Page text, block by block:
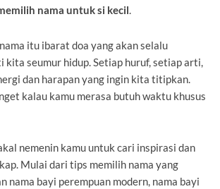
nama untuk si kecil.
itu ibarat doa yang akan selalu
kita seumur hidup. Setiap huruf, setiap arti,
dan harapan yang ingin kita titipkan.
kalau kamu merasa butuh waktu khusus
nemenin kamu untuk cari inspirasi dan
Mulai dari tips memilih nama yang
nama bayi perempuan modern, nama bayi